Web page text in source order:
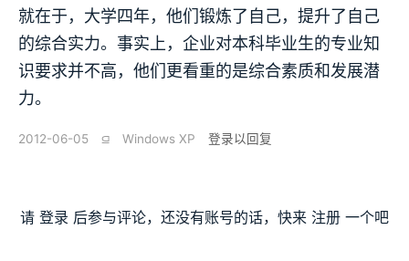
就在于，大学四年，他们锻炼了自己，提升了自己
的综合实力。事实上，企业对本科毕业生的专业知
识要求并不高，他们更看重的是综合素质和发展潜
力。
2012-06-05 ⫑ Windows XP 登录以回复
请 登录 后参与评论，还没有账号的话，快来 注册 一个吧